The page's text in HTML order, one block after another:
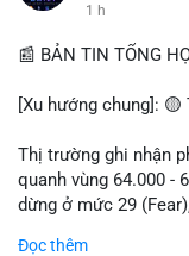
1 h
📰 BẢN TIN TỔNG
[Xu hướng chung]:
Thị trường ghi nhận
quanh vùng 64.000 -
dừng ở mức 29
Đọc thêm